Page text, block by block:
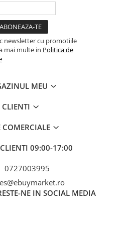
pentru umflare balonului
heliu.
orice eveniment într-o
newsletter cu promotiile
mai multe in Politica de
MEU
CLIENTI
COMERCIALE
09:00-17:00
0727003995
NE IN SOCIAL MEDIA